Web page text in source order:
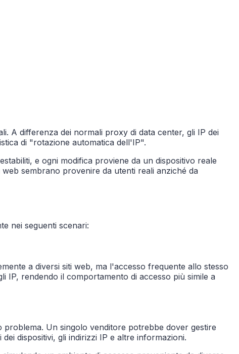
A differenza dei normali proxy di data center, gli IP dei
di "rotazione automatica dell'IP".
e ogni modifica proviene da un dispositivo reale
sembrano provenire da utenti reali anziché da
nei seguenti scenari:
a diversi siti web, ma l'accesso frequente allo stesso
IP, rendendo il comportamento di accesso più simile a
Un singolo venditore potrebbe dover gestire
dispositivi, gli indirizzi IP e altre informazioni.